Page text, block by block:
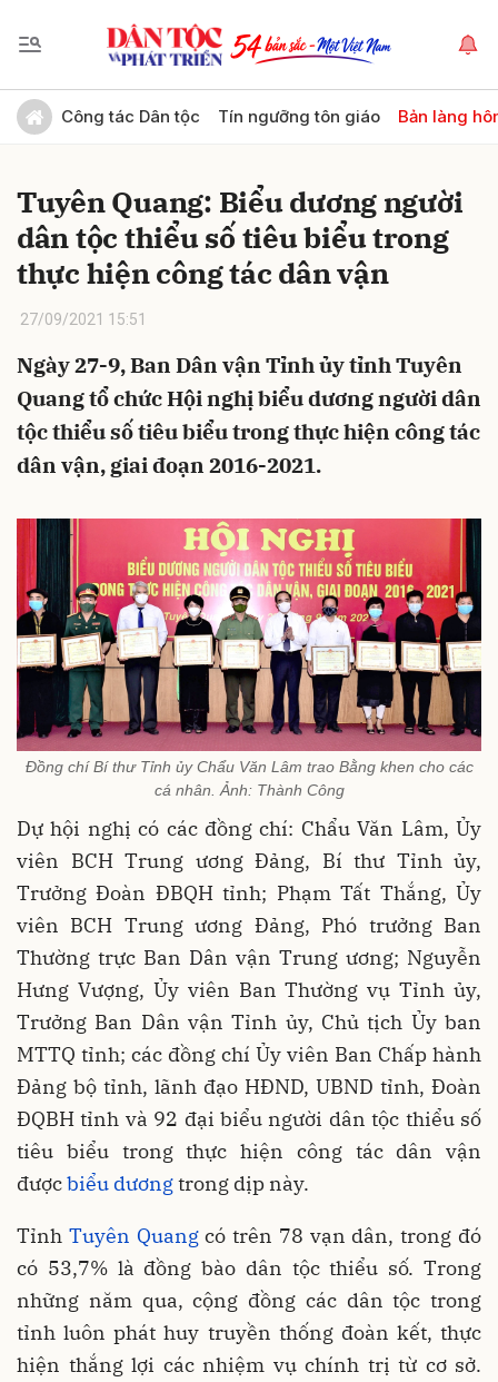
Công tác Dân tộc Tín ngưỡng tôn giáo Bản làng
Tuyên Quang: Biểu dương người
dân tộc thiểu số tiêu biểu trong
thực hiện công tác dân vận
27/09/2021 15:51
Ngày 27-9, Ban Dân vận Tỉnh ủy tỉnh Tuyên
Quang tổ chức Hội nghị biểu dương người dân
tộc thiểu số tiêu biểu trong thực hiện công tác
dân vận, giai đoạn 2016-2021.
Đồng chí Bí thư Tỉnh ủy Chẩu Văn Lâm trao Bằng khen cho các
cá nhân. Ảnh: Thành Công
Dự hội nghị có các đồng chí: Chẩu Văn Lâm, Ủy
viên BCH Trung ương Đảng, Bí thư Tỉnh ủy,
Trưởng Đoàn ĐBQH tỉnh; Phạm Tất Thắng, Ủy
viên BCH Trung ương Đảng, Phó trưởng Ban
Thường trực Ban Dân vận Trung ương; Nguyễn
Hưng Vượng, Ủy viên Ban Thường vụ Tỉnh ủy,
Trưởng Ban Dân vận Tỉnh ủy, Chủ tịch Ủy ban
MTTQ tỉnh; các đồng chí Ủy viên Ban Chấp hành
Đảng bộ tỉnh, lãnh đạo HĐND, UBND tỉnh, Đoàn
ĐQBH tỉnh và 92 đại biểu người dân tộc thiểu số
tiêu biểu trong thực hiện công tác dân vận
đượcbiểu dươngtrong dịp này.
Tỉnh Tuyên Quangcó trên 78 vạn dân, trong đó
có 53,7% là đồng bào dân tộc thiểu số. Trong
những năm qua, cộng đồng các dân tộc trong
tỉnh luôn phát huy truyền thống đoàn kết, thực
hiện thắng lợi các nhiệm vụ chính trị từ cơ sở.
Gửi bình luận